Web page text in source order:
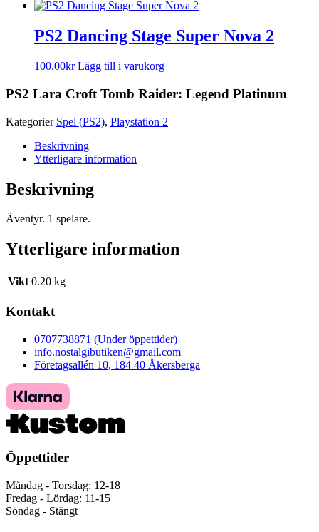
PS2 Dancing Stage Super Nova 2
100.00kr Lägg till i varukorg
PS2 Lara Croft Tomb Raider: Legend Platinum
Kategorier Spel (PS2), Playstation 2
Beskrivning
Ytterligare information
Beskrivning
Äventyr. 1 spelare.
Ytterligare information
Vikt 0.20 kg
Kontakt
0707738871 (Under öppettider)
info.nostalgibutiken@gmail.com
Företagsallén 10, 184 40 Åkersberga
Öppettider
Måndag - Torsdag: 12-18
Fredag - Lördag: 11-15
Söndag - Stängt